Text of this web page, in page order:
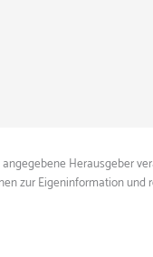
Herausgeber
zur Eigeninformation und